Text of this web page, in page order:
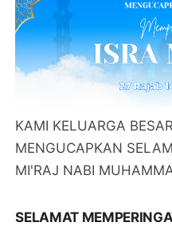
KAMI KELUARGA
MENGUCAPKAN
MI'RAJ NABI
SELAMAT